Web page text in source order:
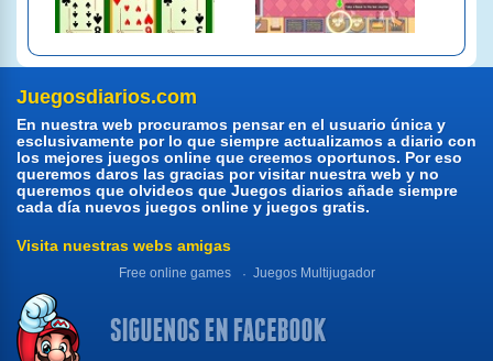
Juegosdiarios.com
En nuestra web procuramos pensar en el usuario única y
esclusivamente por lo que siempre actualizamos a diario con
los mejores juegos online que creemos oportunos. Por eso
queremos daros las gracias por visitar nuestra web y no
queremos que olvideos que Juegos diarios añade siempre
cada día nuevos juegos online y juegos gratis.
Visita nuestras webs amigas
Free online games Juegos Multijugador